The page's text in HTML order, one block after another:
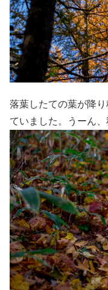
落葉したての葉が降
ていました。うーん、